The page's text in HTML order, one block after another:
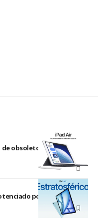
obsoletos y antiguos
por el M4